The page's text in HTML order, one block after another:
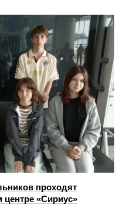
проходят
центре «Сириус»